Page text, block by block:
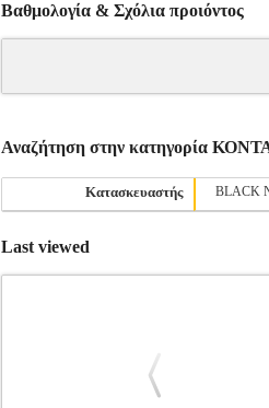
Βαθμολογία & Σχόλια προιόντος
Αναζήτηση στην κατηγορία
Κατασκευαστής BLACK
Last viewed